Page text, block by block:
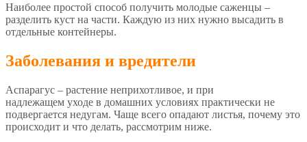
Наиболее простой способ получить молодые саженцы –
разделить куст на части. Каждую из них нужно высадить в
отдельные контейнеры.
Заболевания и вредители
Аспарагус – растение неприхотливое, и при
надлежащем уходе в домашних условиях практически не
подвергается недугам. Чаще всего опадают листья, почему это
происходит и что делать, рассмотрим ниже.